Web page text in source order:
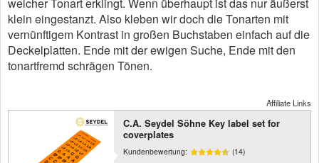
welcher Tonart erklingt. Wenn überhaupt ist das nur äußerst
klein eingestanzt. Also kleben wir doch die Tonarten mit
vernünftigem Kontrast in großen Buchstaben einfach auf die
Deckelplatten. Ende mit der ewigen Suche, Ende mit den
tonartfremd schrägen Tönen.
Affiliate Links
C.A. Seydel Söhne Key label set for
coverplates
Kundenbewertung: (14)